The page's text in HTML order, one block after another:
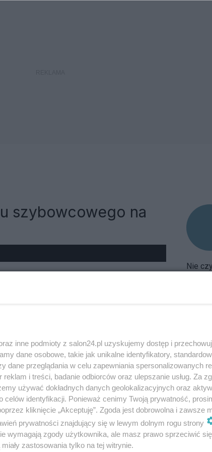
szybowcowego na
Nie
inne podmioty z salon24.pl uzyskujemy dostęp i
dane osobowe, takie jak unikalne identyfikatory,
dane przeglądania w celu zapewniania spersonalizowanych
i treści, badanie odbiorców oraz ulepszanie usług. Za
używać dokładnych danych geolokalizacyjnych oraz
identyfikacji. Ponieważ cenimy Twoją prywatność,
kliknięcie „Akceptuję”. Zgoda jest dobrowolna i zawsze
prywatności znajdujący się w lewym dolnym rogu strony
wymagają zgody użytkownika, ale masz prawo sprzeciwić się
zastosowania tylko na tej witrynie.